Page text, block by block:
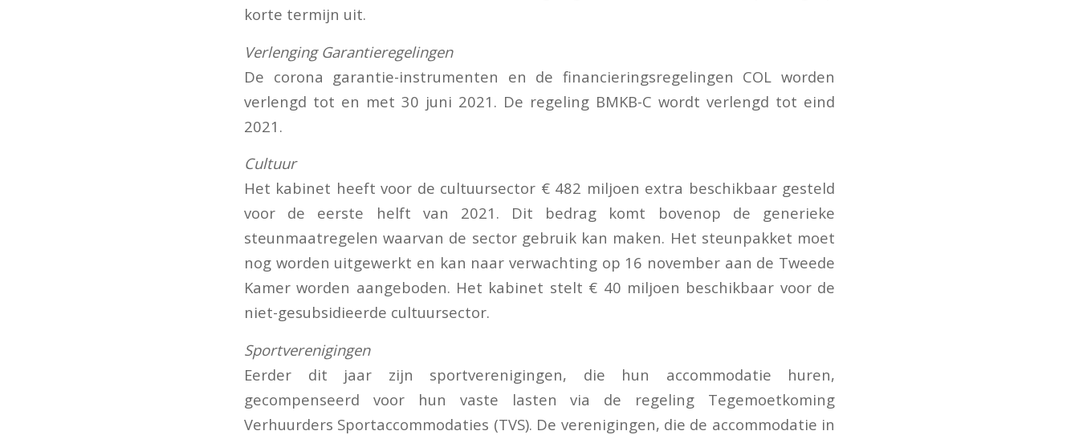
korte termijn uit.
Verlenging Garantieregelingen
De corona garantie-instrumenten en de financieringsregelingen COL worden
verlengd tot en met 30 juni 2021. De regeling BMKB-C wordt verlengd tot eind
2021.
Cultuur
Het kabinet heeft voor de cultuursector € 482 miljoen extra beschikbaar gesteld
voor de eerste helft van 2021. Dit bedrag komt bovenop de generieke
steunmaatregelen waarvan de sector gebruik kan maken. Het steunpakket moet
nog worden uitgewerkt en kan naar verwachting op 16 november aan de Tweede
Kamer worden aangeboden. Het kabinet stelt € 40 miljoen beschikbaar voor de
niet-gesubsidieerde cultuursector.
Sportverenigingen
Eerder dit jaar zijn sportverenigingen, die hun accommodatie huren,
gecompenseerd voor hun vaste lasten via de regeling Tegemoetkoming
Verhuurders Sportaccommodaties (TVS). De verenigingen, die de accommodatie in